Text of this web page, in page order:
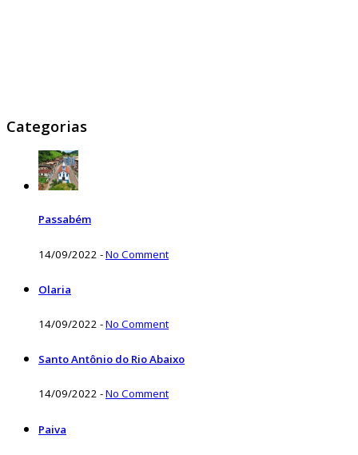
Categorias
Passabém
14/09/2022 -No Comment
Olaria
14/09/2022 -No Comment
Santo Antônio do Rio Abaixo
14/09/2022 -No Comment
Paiva